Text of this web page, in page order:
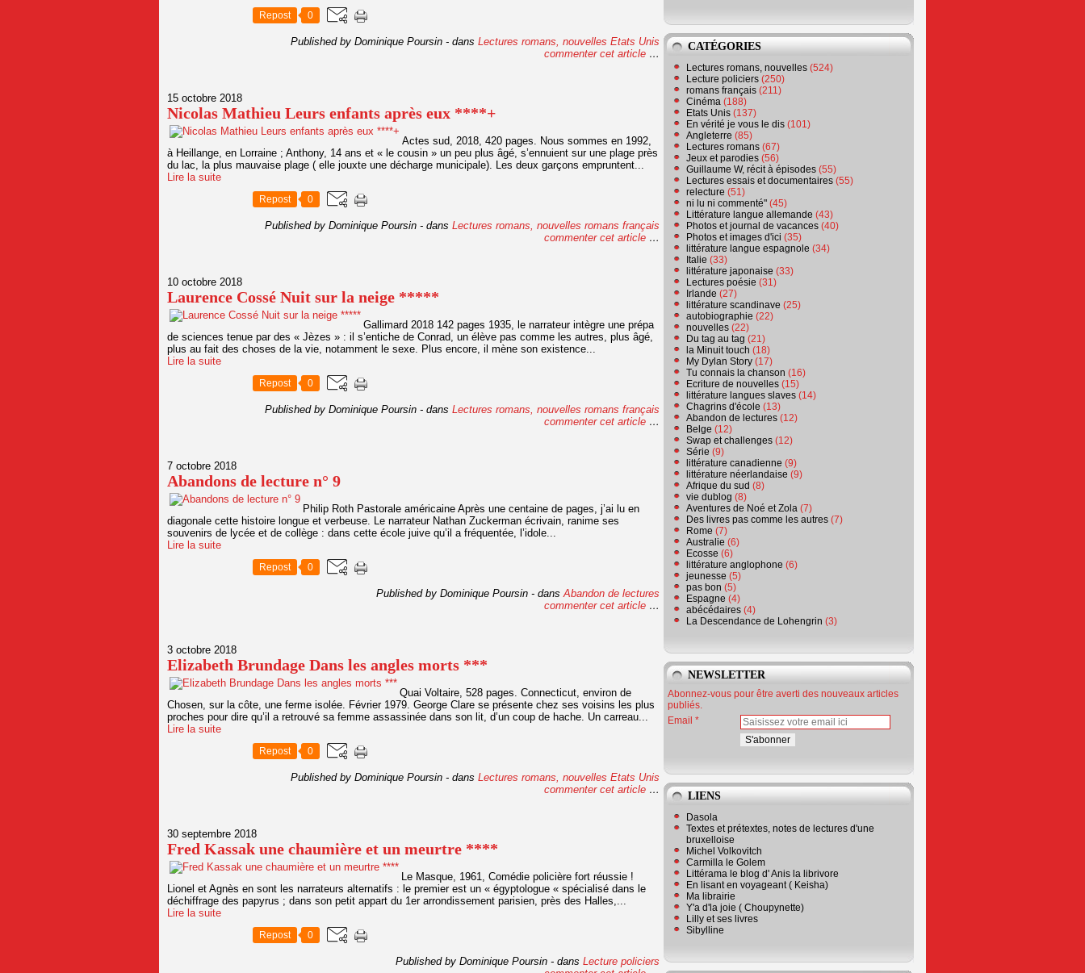
Repost 0
Published by Dominique Poursin - dans Lectures romans, nouvelles Etats Unis
commenter cet article …
15 octobre 2018
Nicolas Mathieu Leurs enfants après eux ****+
Actes sud, 2018, 420 pages. Nous sommes en 1992,
à Heillange, en Lorraine ; Anthony, 14 ans et « le cousin » un peu plus âgé, s’ennuient sur une plage près
du lac, la plus mauvaise plage ( elle jouxte une décharge municipale). Les deux garçons empruntent...
Lire la suite
Repost 0
Published by Dominique Poursin - dans Lectures romans, nouvelles romans français
commenter cet article …
10 octobre 2018
Laurence Cossé Nuit sur la neige *****
Gallimard 2018 142 pages 1935, le narrateur intègre une prépa
de sciences tenue par des « Jèzes » : il s’entiche de Conrad, un élève pas comme les autres, plus âgé,
plus au fait des choses de la vie, notamment le sexe. Plus encore, il mène son existence...
Lire la suite
Repost 0
Published by Dominique Poursin - dans Lectures romans, nouvelles romans français
commenter cet article …
7 octobre 2018
Abandons de lecture n° 9
Philip Roth Pastorale américaine Après une centaine de pages, j’ai lu en
diagonale cette histoire longue et verbeuse. Le narrateur Nathan Zuckerman écrivain, ranime ses
souvenirs de lycée et de collège : dans cette école juive qu’il a fréquentée, l’idole...
Lire la suite
Repost 0
Published by Dominique Poursin - dansAbandon de lectures
commenter cet article …
3 octobre 2018
Elizabeth Brundage Dans les angles morts ***
Quai Voltaire, 528 pages. Connecticut, environ de
Chosen, sur la côte, une ferme isolée. Février 1979. George Clare se présente chez ses voisins les plus
proches pour dire qu’il a retrouvé sa femme assassinée dans son lit, d’un coup de hache. Un carreau...
Lire la suite
Repost 0
Published by Dominique Poursin - dans Lectures romans, nouvelles Etats Unis
commenter cet article …
30 septembre 2018
Fred Kassak une chaumière et un meurtre ****
Le Masque, 1961, Comédie policière fort réussie !
Lionel et Agnès en sont les narrateurs alternatifs : le premier est un « égyptologue « spécialisé dans le
déchiffrage des papyrus ; dans son petit appart du 1er arrondissement parisien, près des Halles,...
Lire la suite
Repost 0
Published by Dominique Poursin - dans Lecture policiers
CATÉGORIES
Lectures romans, nouvelles (524)
Lecture policiers (250)
romans français (211)
Cinéma (188)
Etats Unis (137)
En vérité je vous le dis (101)
Angleterre (85)
Lectures romans (67)
Jeux et parodies (56)
Guillaume W, récit à épisodes (55)
Lectures essais et documentaires (55)
relecture (51)
ni lu ni commenté" (45)
Littérature langue allemande (43)
Photos et journal de vacances (40)
Photos et images d'ici (35)
littérature langue espagnole (34)
Italie (33)
littérature japonaise (33)
Lectures poésie (31)
Irlande (27)
littérature scandinave (25)
autobiographie (22)
nouvelles (22)
Du tag au tag (21)
la Minuit touch (18)
My Dylan Story (17)
Tu connais la chanson (16)
Ecriture de nouvelles (15)
littérature langues slaves (14)
Chagrins d'école (13)
Abandon de lectures (12)
Belge (12)
Swap et challenges (12)
Série (9)
littérature canadienne (9)
littérature néerlandaise (9)
Afrique du sud (8)
vie dublog (8)
Aventures de Noé et Zola (7)
Des livres pas comme les autres (7)
Rome (7)
Australie (6)
Ecosse (6)
littérature anglophone (6)
jeunesse (5)
pas bon (5)
Espagne (4)
abécédaires (4)
La Descendance de Lohengrin (3)
NEWSLETTER
Abonnez-vous pour être averti des nouveaux articles
publiés.
Email
LIENS
Dasola
Textes et prétextes, notes de lectures d'une
bruxelloise
Michel Volkovitch
Carmilla le Golem
Littérama le blog d' Anis la librivore
En lisant en voyageant ( Keisha)
Ma librairie
Y'a d'la joie ( Choupynette)
Lilly et ses livres
Sibylline